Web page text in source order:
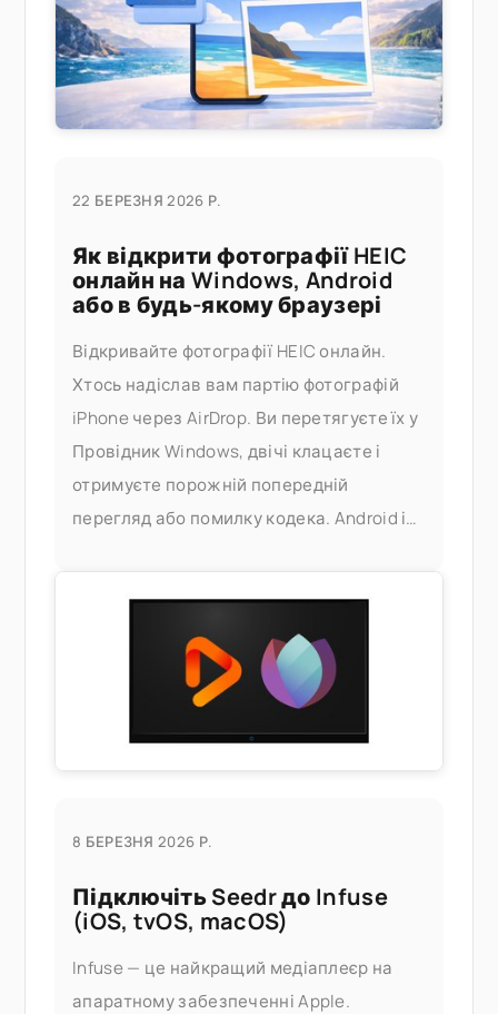
22 БЕРЕЗНЯ 2026 Р.
Як відкрити фотографії HEIC
онлайн на Windows, Android
або в будь-якому браузері
Відкривайте фотографії HEIC онлайн.
Хтось надіслав вам партію фотографій
iPhone через AirDrop. Ви перетягуєте їх у
Провідник Windows, двічі клацаєте і
отримуєте порожній попередній
перегляд або помилку кодека. Android і
або купівля стороннього
8 БЕРЕЗНЯ 2026 Р.
Підключіть Seedr до Infuse
(iOS, tvOS, macOS)
Infuse — це найкращий медіаплеєр на
апаратному забезпеченні Apple.